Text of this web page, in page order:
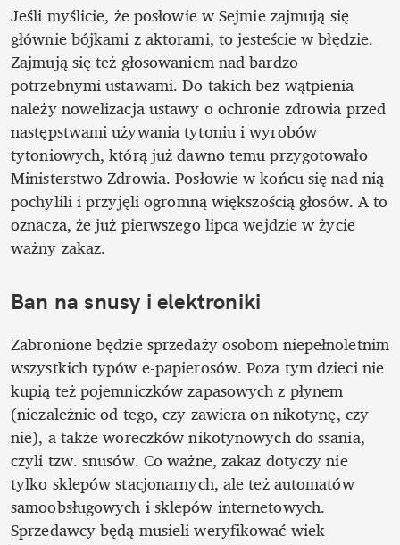
Jeśli myślicie, że posłowie w Sejmie zajmują się
głównie bójkami z aktorami, to jesteście w błędzie.
Zajmują się też głosowaniem nad bardzo
potrzebnymi ustawami. Do takich bez wątpienia
należy nowelizacja ustawy o ochronie zdrowia przed
następstwami używania tytoniu i wyrobów
tytoniowych, którą już dawno temu przygotowało
Ministerstwo Zdrowia. Posłowie w końcu się nad nią
pochylili i przyjęli ogromną większością głosów. A to
oznacza, że już pierwszego lipca wejdzie w życie
ważny zakaz.
Ban na snusy i elektroniki
Zabronione będzie sprzedaży osobom niepełnoletnim
wszystkich typów e-papierosów. Poza tym dzieci nie
kupią też pojemniczków zapasowych z płynem
(niezależnie od tego, czy zawiera on nikotynę, czy
nie), a także woreczków nikotynowych do ssania,
czyli tzw. snusów. Co ważne, zakaz dotyczy nie
tylko sklepów stacjonarnych, ale też automatów
samoobsługowych i sklepów internetowych.
Sprzedawcy będą musieli weryfikować wiek